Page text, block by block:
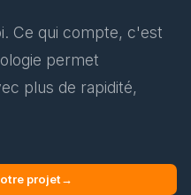
Ce qui compte, c'est
permet
plus de rapidité,
projet→